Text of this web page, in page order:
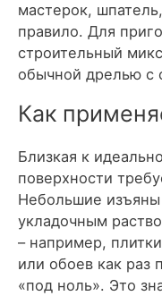
мастерок,
правило. Для
строительный
обычной дрелью с
Как
Близкая к
поверхности
Небольшие
укладочным
– например,
или обоев как раз
«под ноль». Это